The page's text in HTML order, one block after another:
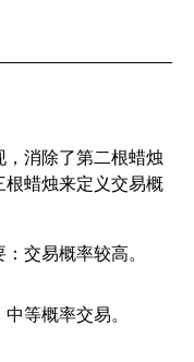
消除了第二根蜡烛
蜡烛来定义交易概
交易概率较高。
等概率交易。